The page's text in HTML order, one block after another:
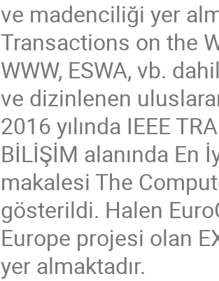
ve madenciliği yer
Transactions on the
WWW, ESWA, vb.
ve dizinlenen
2016 yılında IEEE
BİLİŞİM alanında En
makalesi The
gösterildi. Halen
Europe projesi olan
yer almaktadır.